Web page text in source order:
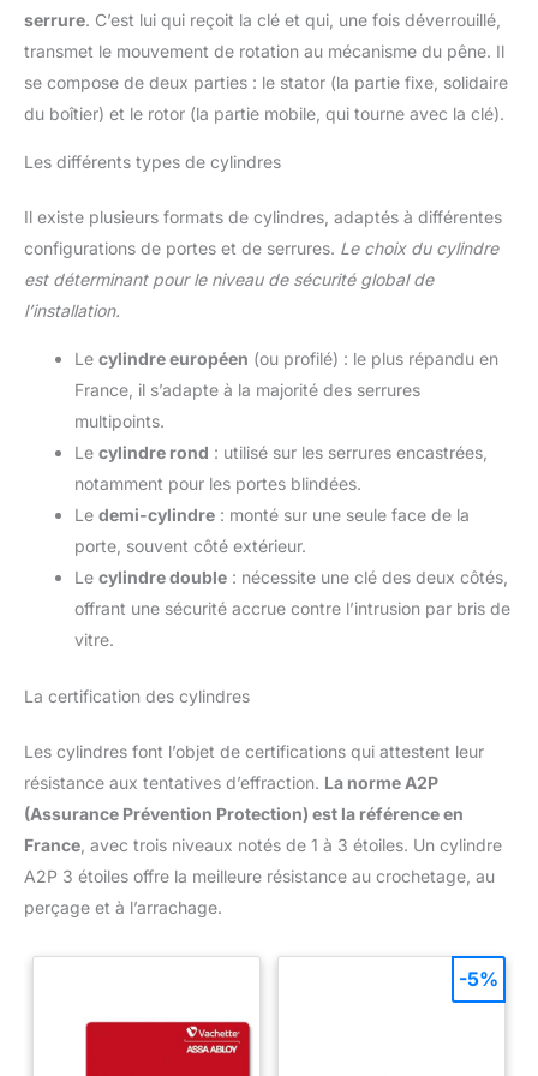
serrure. C’est lui qui reçoit la clé et qui, une fois déverrouillé,
transmet le mouvement de rotation au mécanisme du pêne. Il
se compose de deux parties : le stator (la partie fixe, solidaire
du boîtier) et le rotor (la partie mobile, qui tourne avec la clé).
Les différents types de cylindres
Il existe plusieurs formats de cylindres, adaptés à différentes
configurations de portes et de serrures. Le choix du cylindre
est déterminant pour le niveau de sécurité global de
l’installation.
Le cylindre européen (ou profilé) : le plus répandu en
France, il s’adapte à la majorité des serrures
multipoints.
Le cylindre rond : utilisé sur les serrures encastrées,
notamment pour les portes blindées.
Le demi-cylindre : monté sur une seule face de la
porte, souvent côté extérieur.
Le cylindre double : nécessite une clé des deux côtés,
offrant une sécurité accrue contre l’intrusion par bris de
vitre.
La certification des cylindres
Les cylindres font l’objet de certifications qui attestent leur
résistance aux tentatives d’effraction. La norme A2P
(Assurance Prévention Protection) est la référence en
France , avec trois niveaux notés de 1 à 3 étoiles. Un cylindre
A2P 3 étoiles offre la meilleure résistance au crochetage, au
perçage et à l’arrachage.
-5%